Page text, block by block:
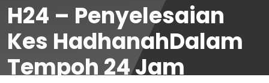
H24 – Penyelesaian
Kes HadhanahDalam
Tempoh 24 Jam